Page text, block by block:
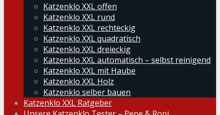
Katzenklo XXL offen
Katzenklo XXL rund
Katzenklo XXL rechteckig
Katzenklo XXL quadratisch
Katzenklo XXL dreieckig
Katzenklo XXL automatisch – selbst reinigend
Katzenklo XXL mit Haube
Katzenklo XXL Holz
Katzenklo selber bauen
Katzenklo XXL Ratgeber